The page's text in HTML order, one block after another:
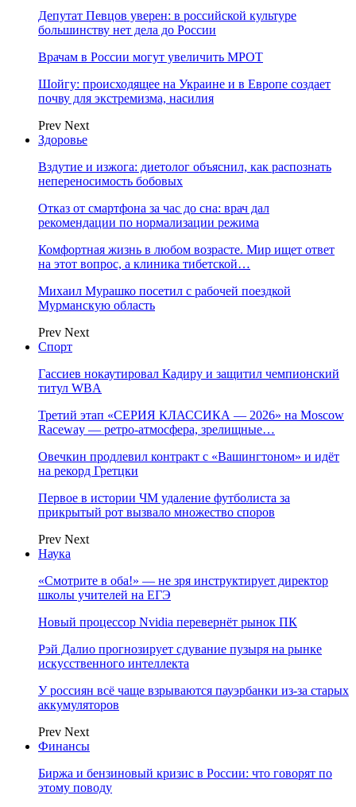
Депутат Певцов уверен: в российской культуре
большинству нет дела до России
Врачам в России могут увеличить МРОТ
Шойгу: происходящее на Украине и в Европе создает
почву для экстремизма, насилия
Prev Next
Здоровье
Вздутие и изжога: диетолог объяснил, как распознать
непереносимость бобовых
Отказ от смартфона за час до сна: врач дал
рекомендации по нормализации режима
Комфортная жизнь в любом возрасте. Мир ищет ответ
на этот вопрос, а клиника тибетской…
Михаил Мурашко посетил с рабочей поездкой
Мурманскую область
Prev Next
Спорт
Гассиев нокаутировал Кадиру и защитил чемпионский
титул WBA
Третий этап «СЕРИЯ КЛАССИКА — 2026» на Moscow
Raceway — ретро‑атмосфера, зрелищные…
Овечкин продлевил контракт с «Вашингтоном» и идёт
на рекорд Гретцки
Первое в истории ЧМ удаление футболиста за
прикрытый рот вызвало множество споров
Prev Next
Наука
«Смотрите в оба!» — не зря инструктирует директор
школы учителей на ЕГЭ
Новый процессор Nvidia перевернёт рынок ПК
Рэй Далио прогнозирует сдувание пузыря на рынке
искусственного интеллекта
У россиян всё чаще взрываются пауэрбанки из-за старых
аккумуляторов
Prev Next
Финансы
Биржа и бензиновый кризис в России: что говорят по
этому поводу